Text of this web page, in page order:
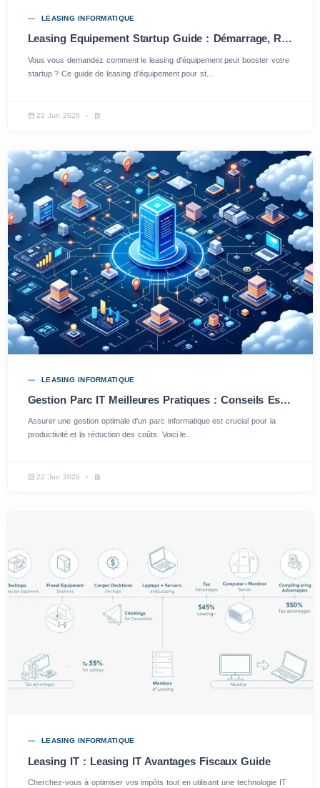
LEASING INFORMATIQUE
Leasing Equipement Startup Guide : Démarrage, Rentabilité et Conseils Pratiques
Vous vous demandez comment le leasing d'équipement peut booster votre
startup ? Ce guide de leasing d'équipement pour st...
22 Jun 2026
LEASING INFORMATIQUE
Gestion Parc IT Meilleures Pratiques : Conseils Essentiels Pour Optimiser Vos Ressources
Assurer une gestion optimale d'un parc informatique est crucial pour la
productivité et la réduction des coûts. Voici le...
22 Jun 2026
LEASING INFORMATIQUE
Leasing IT : Leasing IT Avantages Fiscaux Guide
Cherchez-vous à optimiser vos impôts tout en utilisant une technologie IT